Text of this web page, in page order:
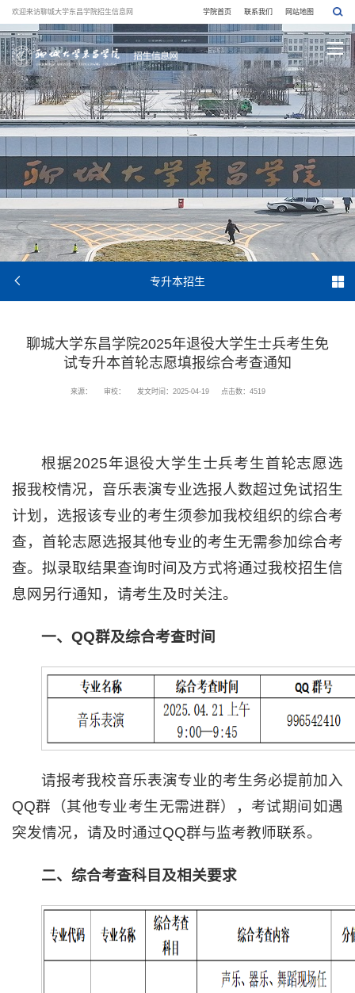
欢迎来访聊城大学东昌学院招生信息网 学院首页 联系我们 网站地图
 专升本招生 
聊城大学东昌学院2025年退役大学生士兵考生免
试专升本首轮志愿填报综合考查通知
来源： 审校： 发文时间：2025-04-19 点击数： 4519
根据2025年退役大学生士兵考生首轮志愿选
报我校情况，音乐表演专业选报人数超过免试招生
计划，选报该专业的考生须参加我校组织的综合考
查，首轮志愿选报其他专业的考生无需参加综合考
查。拟录取结果查询时间及方式将通过我校招生信
息网另行通知，请考生及时关注。
一、QQ群及综合考查时间
请报考我校音乐表演专业的考生务必提前加入
QQ群（其他专业考生无需进群），考试期间如遇
突发情况，请及时通过QQ群与监考教师联系。
二、综合考查科目及相关要求